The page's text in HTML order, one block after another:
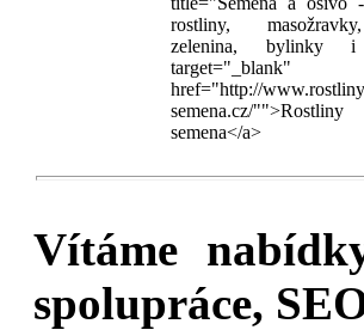
rostliny,
zelenina, bylinky i
target="_blank"
href="http://
semena.cz/
semena</a>
Vítáme
spolupráce,